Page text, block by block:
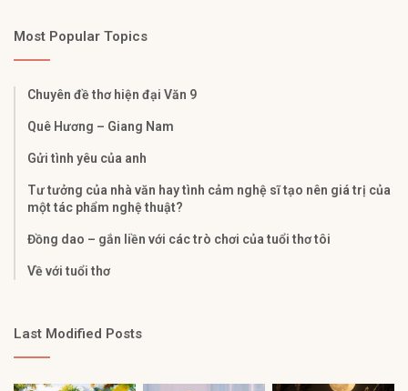
Most Popular Topics
Chuyên đề thơ hiện đại Văn 9
Quê Hương – Giang Nam
Gửi tình yêu của anh
Tư tưởng của nhà văn hay tình cảm nghệ sĩ tạo nên giá trị của
một tác phẩm nghệ thuật?
Đồng dao – gắn liền với các trò chơi của tuổi thơ tôi
Về với tuổi thơ
Last Modified Posts